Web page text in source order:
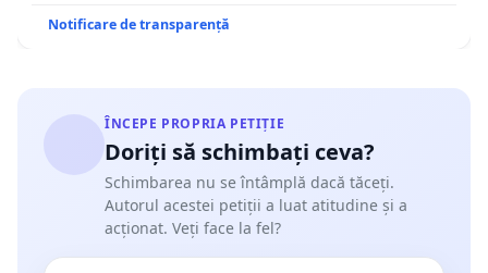
Notificare de transparență
ÎNCEPE PROPRIA PETIȚIE
Doriți să schimbați ceva?
Schimbarea nu se întâmplă dacă tăceți.
Autorul acestei petiții a luat atitudine și a
acționat. Veți face la fel?